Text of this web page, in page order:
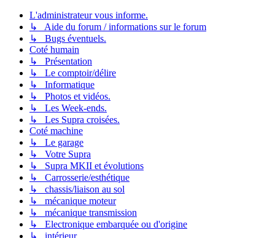
L'administrateur vous informe.
↳ Aide du forum / informations sur le forum
↳ Bugs éventuels.
Coté humain
↳ Présentation
↳ Le comptoir/délire
↳ Informatique
↳ Photos et vidéos.
↳ Les Week-ends.
↳ Les Supra croisées.
Coté machine
↳ Le garage
↳ Votre Supra
↳ Supra MKII et évolutions
↳ Carrosserie/esthétique
↳ chassis/liaison au sol
↳ mécanique moteur
↳ mécanique transmission
↳ Electronique embarquée ou d'origine